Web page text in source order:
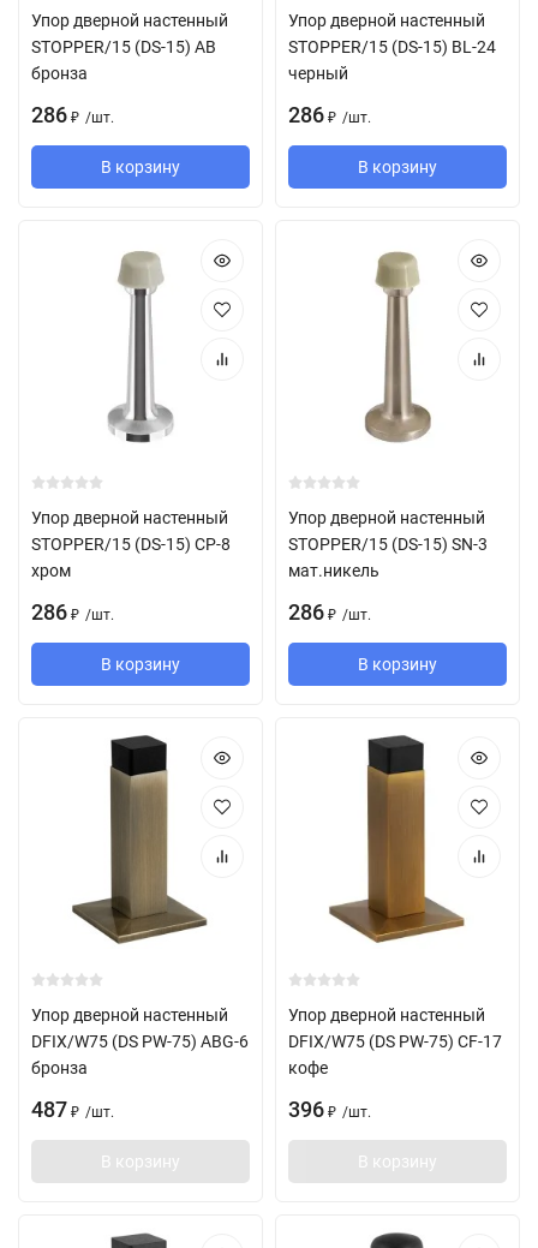
Упор дверной настенный
STOPPER/15 (DS-15) AB
бронза
286 ₽ /шт.
В корзину
Упор дверной настенный
STOPPER/15 (DS-15) BL-24
черный
286 ₽ /шт.
В корзину
Упор дверной настенный
STOPPER/15 (DS-15) CP-8
хром
286 ₽ /шт.
В корзину
Упор дверной настенный
STOPPER/15 (DS-15) SN-3
мат.никель
286 ₽ /шт.
В корзину
Упор дверной настенный
DFIX/W75 (DS PW-75) ABG-6
бронза
487 ₽ /шт.
В корзину
Упор дверной настенный
DFIX/W75 (DS PW-75) CF-17
кофе
396 ₽ /шт.
В корзину